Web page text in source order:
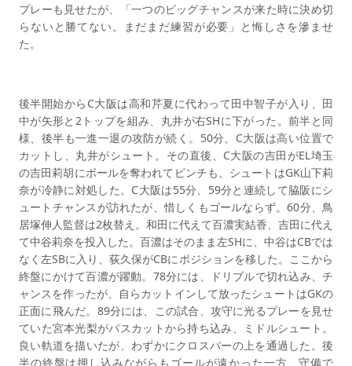
プレーも見せたが、「一つのビッグチャンスが来た時に決め切
らないと勝てない。まだまだ練習が必要」と悔しさを滲ませ
た。
後半開始からC大阪は高和芹夏に代わって田中智子が入り、田
中が矢形と2トップを組み、丸井が右SHに下がった。前半と同
様、後半も一進一退の攻防が続く。50分、C大阪は高い位置で
カットし、丸井がシュート。その直後、C大阪の吉田がEL埼玉
の吉田莉胡にボールを奪われてピンチも、シュートはGK山下莉
奈が冷静に対処した。C大阪は55分、59分と連続して脇阪にシ
ュートチャンスが訪れたが、惜しくもゴールならず。60分、鳥
居塚伸人監督は2枚替え。和田に代えて百濃実結香、吉田に代え
て中谷莉奈を投入した。百濃はそのまま左SHに、中谷はCBでは
なく左SBに入り、荻久保がCBにポジションを移した。ここから
終盤にかけて百濃が躍動。78分には、ドリブルで切れ込み、チ
ャンスを作ったが、自らカットインして放ったシュートはGKの
正面に飛んだ。89分には、この試合、攻守に光るプレーを見せ
ていた宮本光梨がパスカットから持ち込み、ミドルシュート。
良い軌道を描いたが、わずかにクロスバーの上を通過した。後
半の終盤は押し込みながらもゴールが遠かった一方、守備で